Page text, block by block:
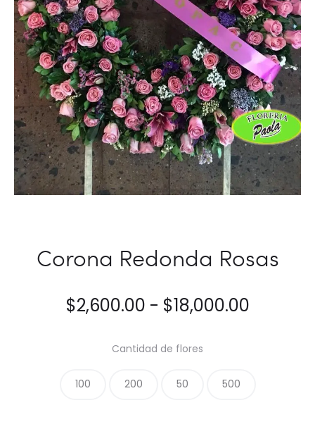
Corona Redonda Rosas
$2,600.00 - $18,000.00Rango
Cantidad de flores
100 200 50 500